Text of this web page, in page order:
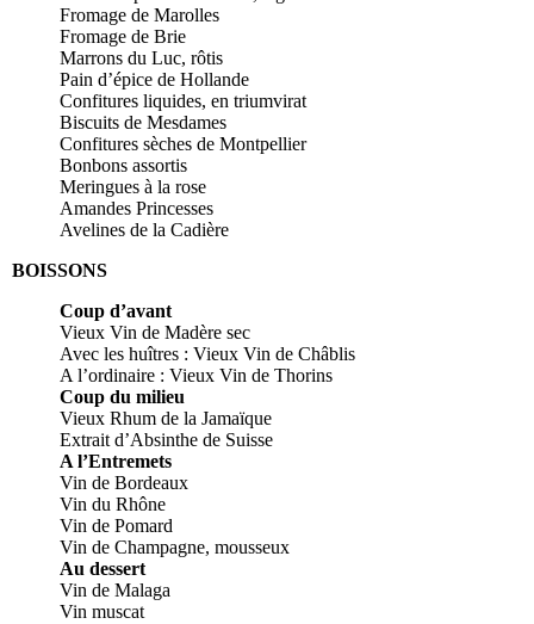
Fromage de Marolles
Fromage de Brie
Marrons du Luc, rôtis
Pain d’épice de Hollande
Confitures liquides, en triumvirat
Biscuits de Mesdames
Confitures sèches de Montpellier
Bonbons assortis
Meringues à la rose
Amandes Princesses
Avelines de la Cadière
BOISSONS
Coup d’avant
Vieux Vin de Madère sec
Avec les huîtres : Vieux Vin de Châblis
A l’ordinaire : Vieux Vin de Thorins
Coup du milieu
Vieux Rhum de la Jamaïque
Extrait d’Absinthe de Suisse
A l’Entremets
Vin de Bordeaux
Vin du Rhône
Vin de Pomard
Vin de Champagne, mousseux
Au dessert
Vin de Malaga
Vin muscat